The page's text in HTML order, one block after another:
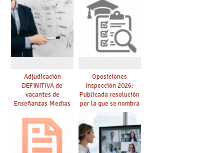
Adjudicación
DEFINITIVA de
vacantes de
Enseñanzas Medias
Oposiciones
Inspección 2026:
Publicada resolución
por la que se nombra
funcionarios/as en
prácticas, se regulan
dichas prácticas y se
convoca acto público
de adjudicación